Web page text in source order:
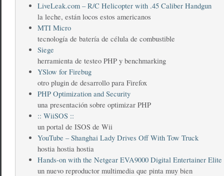
LiveLeak.com – R/C Helicopter with .45 Caliber Handgun
la leche, están locos estos americanos
MTI Micro
tecnología de batería de célula de combustible
Siege
herramienta de testeo PHP y benchmarking
YSlow for Firebug
otro plugin de desarrollo para Firefox
PHP Optimization and Security
una presentación sobre optimizar PHP
:: WiiSOS ::
un portal de ISOS de Wii
YouTube – Shanghai Lady Drives Off With Tow Truck
hostia hostia hostia
Hands-on with the Netgear EVA9000 Digital Entertainer Elite
un nuevo reproductor multimedia que pinta muy bien